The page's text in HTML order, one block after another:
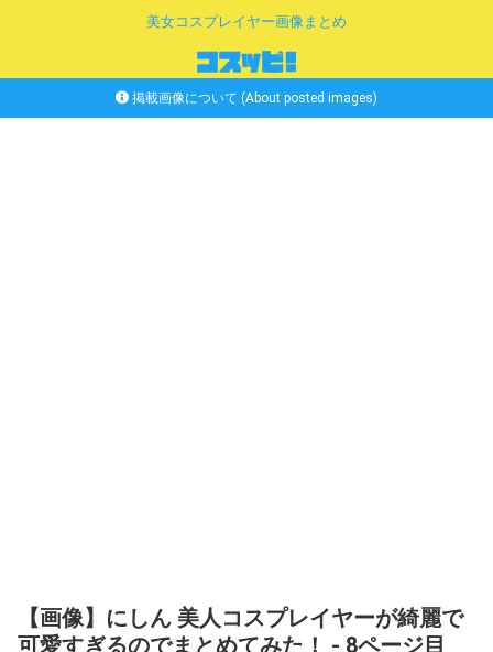
美女コスプレイヤー画像まとめ
掲載画像について (About posted images)
【画像】にしん 美人コスプレイヤーが綺麗で
可愛すぎるのでまとめてみた！ - 8ページ目